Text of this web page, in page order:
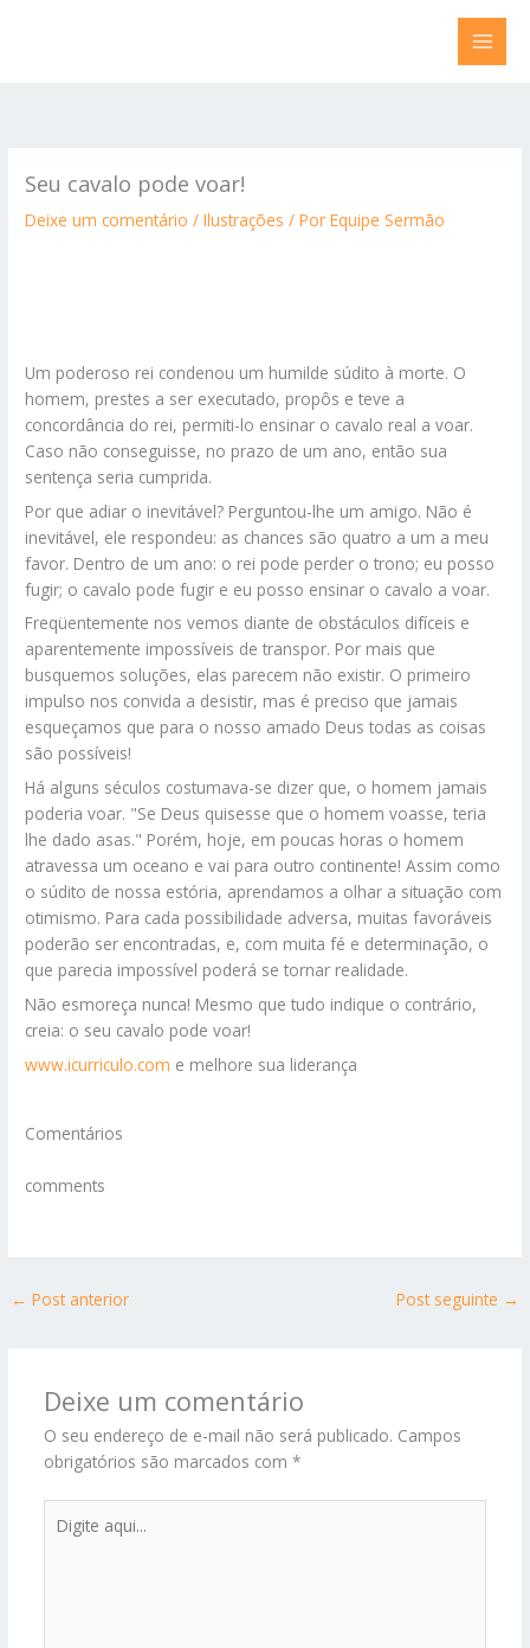
Seu cavalo pode voar!
Deixe um comentário /Ilustrações / PorEquipe Sermão
Um poderoso rei condenou um humilde súdito à morte. O
homem, prestes a ser executado, propôs e teve a
concordância do rei, permiti-lo ensinar o cavalo real a voar.
Caso não conseguisse, no prazo de um ano, então sua
sentença seria cumprida.
Por que adiar o inevitável? Perguntou-lhe um amigo. Não é
inevitável, ele respondeu: as chances são quatro a um a meu
favor. Dentro de um ano: o rei pode perder o trono; eu posso
fugir; o cavalo pode fugir e eu posso ensinar o cavalo a voar.
Freqüentemente nos vemos diante de obstáculos difíceis e
aparentemente impossíveis de transpor. Por mais que
busquemos soluções, elas parecem não existir. O primeiro
impulso nos convida a desistir, mas é preciso que jamais
esqueçamos que para o nosso amado Deus todas as coisas
são possíveis!
Há alguns séculos costumava-se dizer que, o homem jamais
poderia voar. "Se Deus quisesse que o homem voasse, teria
lhe dado asas." Porém, hoje, em poucas horas o homem
atravessa um oceano e vai para outro continente! Assim como
o súdito de nossa estória, aprendamos a olhar a situação com
otimismo. Para cada possibilidade adversa, muitas favoráveis
poderão ser encontradas, e, com muita fé e determinação, o
que parecia impossível poderá se tornar realidade.
Não esmoreça nunca! Mesmo que tudo indique o contrário,
creia: o seu cavalo pode voar!
www.icurriculo.com e melhore sua liderança
Comentários
comments
← Post anterior Post seguinte →
Deixe um comentário
O seu endereço de e-mail não será publicado. Campos
obrigatórios são marcados com *
aqui...